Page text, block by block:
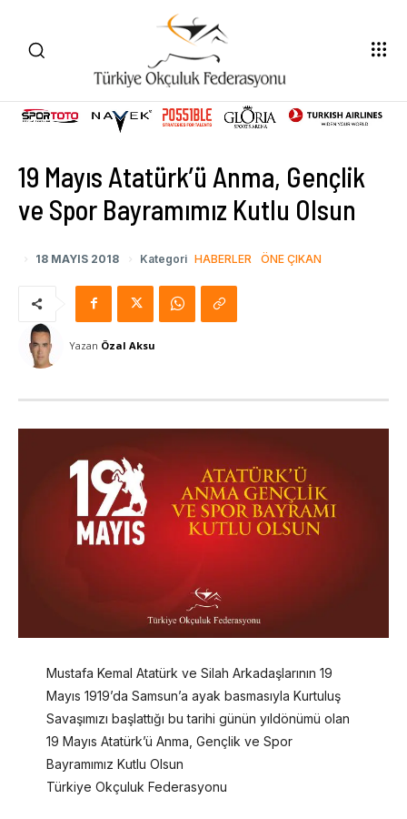
19 Mayıs Atatürk’ü Anma, Gençlik
ve Spor Bayramımız Kutlu Olsun
18 MAYIS 2018 Kategori HABERLER ÖNE ÇIKAN
Yazan Özal Aksu
Mustafa Kemal Atatürk ve Silah Arkadaşlarının 19
Mayıs 1919’da Samsun’a ayak basmasıyla Kurtuluş
Savaşımızı başlattığı bu tarihi günün yıldönümü olan
19 Mayıs Atatürk’ü Anma, Gençlik ve Spor
Bayramımız Kutlu Olsun
Türkiye Okçuluk Federasyonu